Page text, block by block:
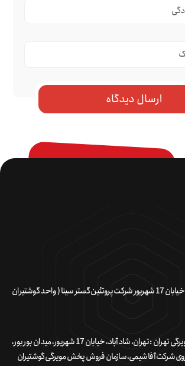
آدرس کارخانه : شادآباد خیابان 17 شهریور شرکت پروتئین گستر سینا ( واحد گوشتیران
آدرس سازمان فروش مویرگی تهران : تهران، شادآباد، خیابان 17 شهریور، میدان بور بور،
شرکت آفا شیمی، سازمان فروش پخش مویرگی گوشتیران